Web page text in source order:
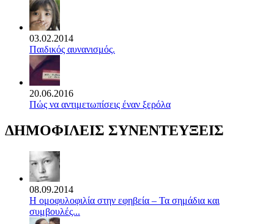
03.02.2014
Παιδικός αυνανισμός.
20.06.2016
Πώς να αντιμετωπίσεις έναν ξερόλα
ΔΗΜΟΦΙΛΕΙΣ ΣΥΝΕΝΤΕΥΞΕΙΣ
08.09.2014
Η ομοφυλοφιλία στην εφηβεία – Τα σημάδια και
συμβουλές...